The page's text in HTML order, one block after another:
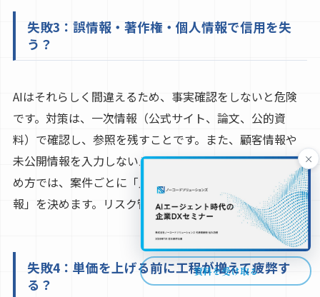
失敗3：誤情報・著作権・個人情報で信用を失
う？
AIはそれらしく間違えるため、事実確認をしないと危険
です。対策は、一次情報（公式サイト、論文、公的資
料）で確認し、参照を残すことです。また、顧客情報や
未公開情報を入力しないルールも必要です。初心者の始
め方では、案件ごとに「入力してよい情報」「禁止情
報」を決めます。リスク管理は副業継続の生命線です。
失敗4：単価を上げる前に工程が増えて疲弊す
る？
×
資料を受け取る